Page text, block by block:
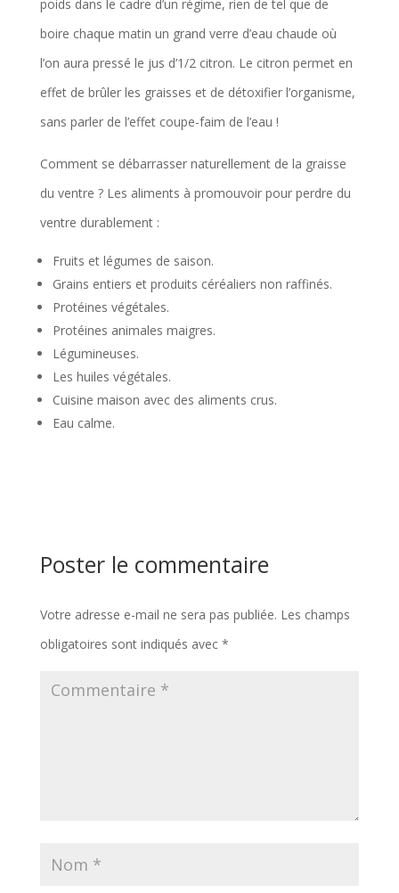
poids dans le cadre d’un régime, rien de tel que de
boire chaque matin un grand verre d’eau chaude où
l’on aura pressé le jus d’1/2 citron. Le citron permet en
effet de brûler les graisses et de détoxifier l’organisme,
sans parler de l’effet coupe-faim de l’eau !
Comment se débarrasser naturellement de la graisse
du ventre ? Les aliments à promouvoir pour perdre du
ventre durablement :
Fruits et légumes de saison.
Grains entiers et produits céréaliers non raffinés.
Protéines végétales.
Protéines animales maigres.
Légumineuses.
Les huiles végétales.
Cuisine maison avec des aliments crus.
Eau calme.
Poster le commentaire
Votre adresse e-mail ne sera pas publiée. Les champs
obligatoires sont indiqués avec *